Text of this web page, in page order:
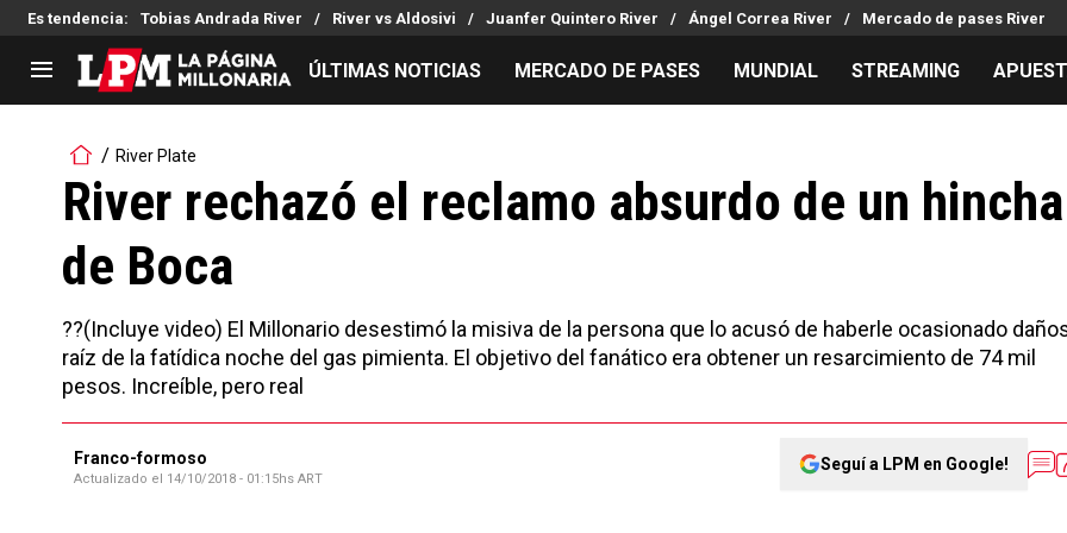
Es tendencia: Tobias Andrada River River vs Aldosivi Juanfer Quintero River Ángel Correa River Mercado de pases River
LIGA PROFESIONAL
Noticias
Tabla de posiciones
Fixture
Reserva
Copa Sudamericana
Copa Argentina
Mercado de Pases
Análisis tácticos
Streaming
Entradas
Noticias
Guías
Apuestas
ÚLTIMAS NOTICIAS MERCADO DE PASES MUNDIAL STREAMING
River Plate
River rechazó el reclamo absurdo de un hincha
de Boca
??(Incluye video) El Millonario desestimó la misiva de la persona que lo acusó de haberle ocasionado
raíz de la fatídica noche del gas pimienta. El objetivo del fanático era obtener un resarcimiento de 74 mil
pesos. Increíble, pero real
Franco-formoso
Actualizado el 14/10/2018 - 01:15hs ART
Seguí a LPM en Google!